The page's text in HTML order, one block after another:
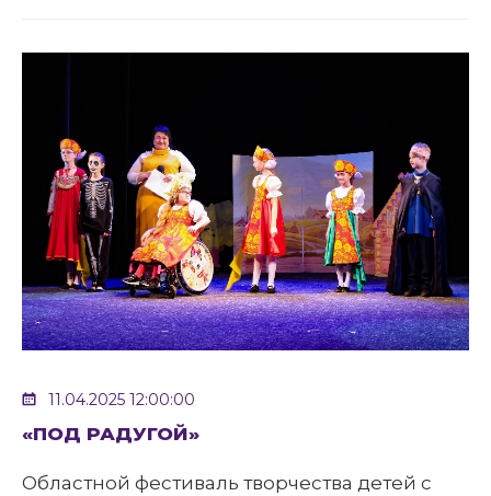
11.04.2025 12:00:00
«ПОД РАДУГОЙ»
Областной фестиваль творчества детей с